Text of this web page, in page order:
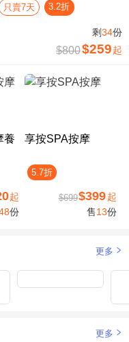
只賣7天 3.2折
剩34份
$800$259 起
養
起
份
享按SPA按摩
5.7折
$699$399 起
售13份
更多
更多